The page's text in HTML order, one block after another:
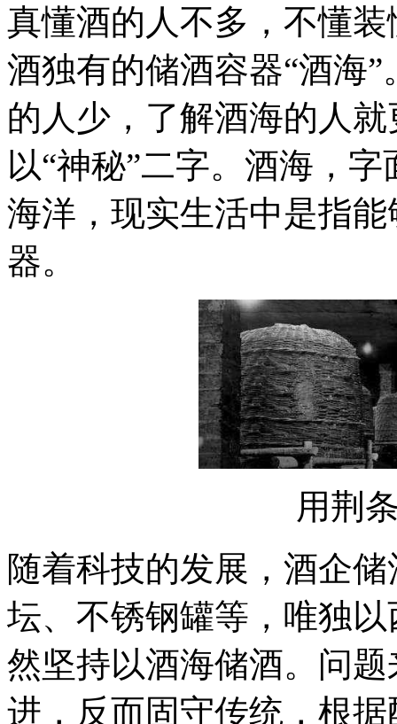
真懂酒的人不多，不懂
酒独有的储酒容器“酒海
的人少，了解酒海的人
以“神秘”二字。酒海，
海洋，现实生活中是指
器。
用荆
随着科技的发展，酒企
坛、不锈钢罐等，唯独
然坚持以酒海储酒。问
进，反而固守传统，根